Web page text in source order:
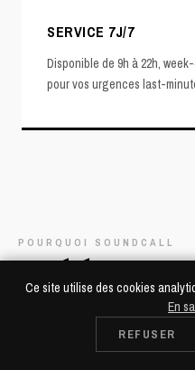
SERVICE 7J/7
Disponible de 9h à 22h,
pour vos urgences last-
POURQUOI SOUNDCALL
LA RÉFÉRENCE
Vous organisez un événement
Saint-Cloud est facilement
Retrait à Saint-Cloud
Ce site utilise des cookies
En
REFUSER